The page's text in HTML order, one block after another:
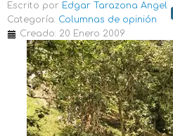
Escrito por Edgar Tarazona Angel
Categoría: Columnas de opinión
Creado: 20 Enero 2009